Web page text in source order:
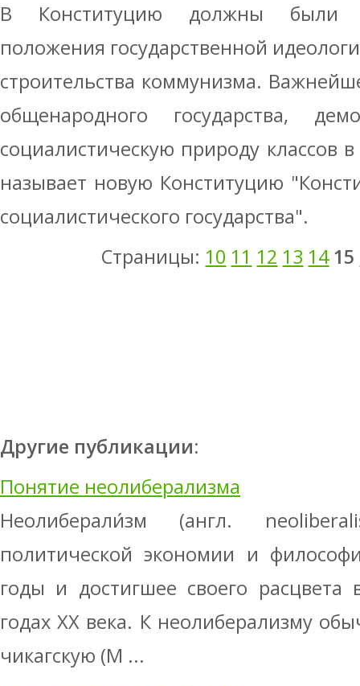
В Конституцию должны были
положения государственной
строительства коммунизма.
общенародного государства,
социалистическую природу классов
называет новую Конституцию
социалистического государства".
Страницы: 10 11 12 13 14 15
Другие публикации:
Понятие неолиберализма
Неолиберали́зм (англ.
политической экономии и
годы и достигшее своего расцвета
годах XX века. К неолиберализму
чикагскую (М ...